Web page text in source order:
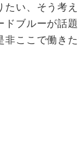
い、そう考
ドブルーが話
ここで働き